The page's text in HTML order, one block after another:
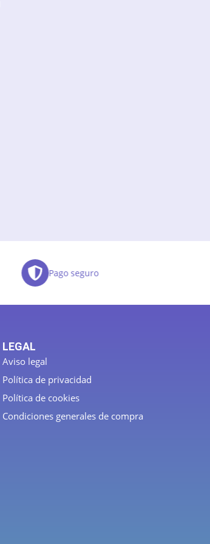
Pago seguro
LEGAL
Aviso legal
Política de privacidad
Política de cookies
Condiciones generales de compra